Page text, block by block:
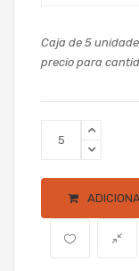
Caja de 5
precio para